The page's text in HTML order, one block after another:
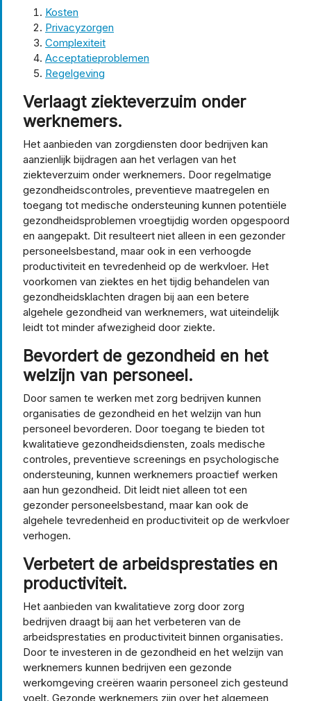
Kosten
Privacyzorgen
Complexiteit
Acceptatieproblemen
Regelgeving
Verlaagt ziekteverzuim onder
werknemers.
Het aanbieden van zorgdiensten door bedrijven kan
aanzienlijk bijdragen aan het verlagen van het
ziekteverzuim onder werknemers. Door regelmatige
gezondheidscontroles, preventieve maatregelen en
toegang tot medische ondersteuning kunnen potentiële
gezondheidsproblemen vroegtijdig worden opgespoord
en aangepakt. Dit resulteert niet alleen in een gezonder
personeelsbestand, maar ook in een verhoogde
productiviteit en tevredenheid op de werkvloer. Het
voorkomen van ziektes en het tijdig behandelen van
gezondheidsklachten dragen bij aan een betere
algehele gezondheid van werknemers, wat uiteindelijk
leidt tot minder afwezigheid door ziekte.
Bevordert de gezondheid en het
welzijn van personeel.
Door samen te werken met zorg bedrijven kunnen
organisaties de gezondheid en het welzijn van hun
personeel bevorderen. Door toegang te bieden tot
kwalitatieve gezondheidsdiensten, zoals medische
controles, preventieve screenings en psychologische
ondersteuning, kunnen werknemers proactief werken
aan hun gezondheid. Dit leidt niet alleen tot een
gezonder personeelsbestand, maar kan ook de
algehele tevredenheid en productiviteit op de werkvloer
verhogen.
Verbetert de arbeidsprestaties en
productiviteit.
Het aanbieden van kwalitatieve zorg door zorg
bedrijven draagt bij aan het verbeteren van de
arbeidsprestaties en productiviteit binnen organisaties.
Door te investeren in de gezondheid en het welzijn van
werknemers kunnen bedrijven een gezonde
werkomgeving creëren waarin personeel zich gesteund
voelt. Gezonde werknemers zijn over het algemeen